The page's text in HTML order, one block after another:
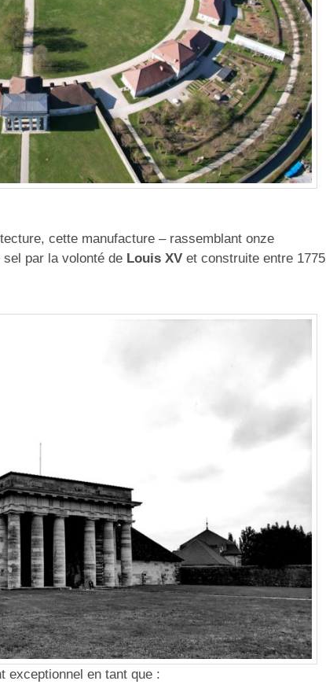
cette manufacture – rassemblant onze
par la volonté de Louis XV et construite entre 1775
exceptionnel en tant que :